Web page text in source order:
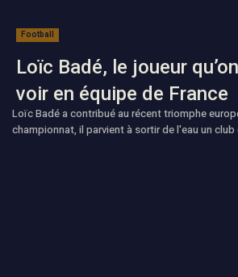
Football
Loïc Badé, le joueur
voir en équipe de France
Loïc Badé a contribué au récent triomphe
championnat, il parvient à sortir de l'eau un club